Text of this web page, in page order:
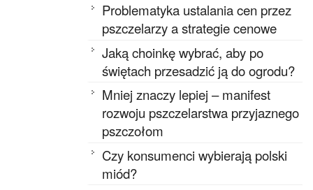
Problematyka ustalania cen przez
pszczelarzy a strategie cenowe
Jaką choinkę wybrać, aby po
świętach przesadzić ją do ogrodu?
Mniej znaczy lepiej – manifest
rozwoju pszczelarstwa przyjaznego
pszczołom
Czy konsumenci wybierają polski
miód?